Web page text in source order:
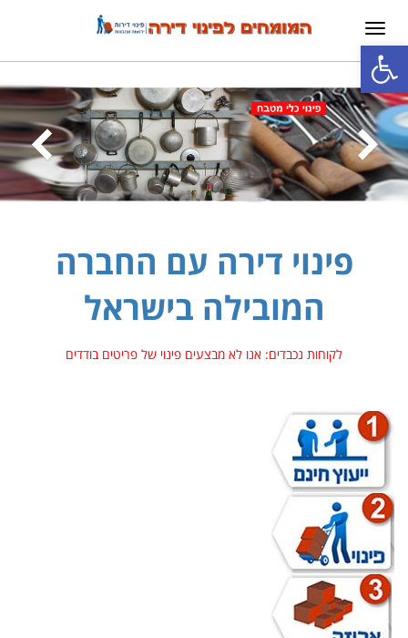
פתח סרגל נגישות
תפריט
פינוי דירה עם החברה
המובילה בישראל
לקוחות נכבדים: אנו לא מבצעים פינוי של פריטים בודדים